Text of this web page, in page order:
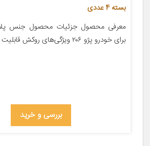
بسته 4 عددی
معرفی محصول جزئیات محصول جنس
برای خودرو پژو ۲۰۶ ویژگی‌های روکش قابلیت شست‌وشو
بررسی و خرید